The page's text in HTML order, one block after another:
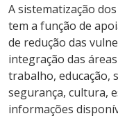
A sistematização
tem a função de
de redução das
integração das
trabalho, educação,
segurança, cultura,
informações